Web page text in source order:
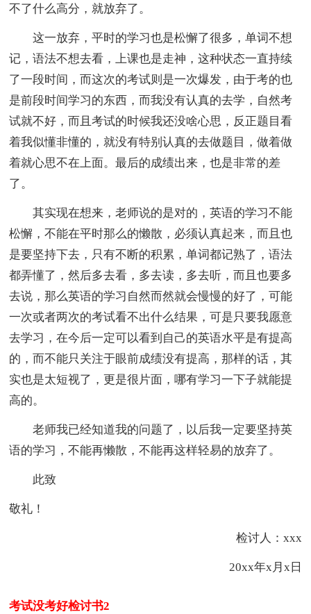
不了什么高分，就放弃了。
这一放弃，平时的学习也是松懈了很多，单词不想
记，语法不想去看，上课也是走神，这种状态一直持续
了一段时间，而这次的考试则是一次爆发，由于考的也
是前段时间学习的东西，而我没有认真的去学，自然考
试就不好，而且考试的时候我还没啥心思，反正题目看
着我似懂非懂的，就没有特别认真的去做题目，做着做
着就心思不在上面。最后的成绩出来，也是非常的差
了。
其实现在想来，老师说的是对的，英语的学习不能
松懈，不能在平时那么的懒散，必须认真起来，而且也
是要坚持下去，只有不断的积累，单词都记熟了，语法
都弄懂了，然后多去看，多去读，多去听，而且也要多
去说，那么英语的学习自然而然就会慢慢的好了，可能
一次或者两次的考试看不出什么结果，可是只要我愿意
去学习，在今后一定可以看到自己的英语水平是有提高
的，而不能只关注于眼前成绩没有提高，那样的话，其
实也是太短视了，更是很片面，哪有学习一下子就能提
高的。
老师我已经知道我的问题了，以后我一定要坚持英
语的学习，不能再懒散，不能再这样轻易的放弃了。
此致
敬礼！
检讨人：xxx
20xx年x月x日
考试没考好检讨书2